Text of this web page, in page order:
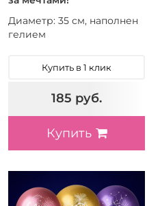
Диаметр: 35 см, наполнен
гелием
Купить в 1 клик
185 руб.
Купить